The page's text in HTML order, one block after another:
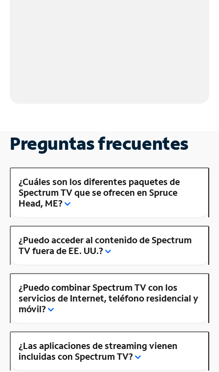
Preguntas frecuentes
¿Cuáles son los diferentes paquetes de
Spectrum TV que se ofrecen en Spruce
Head, ME?
¿Puedo acceder al contenido de Spectrum
TV fuera de EE. UU.?
¿Puedo combinar Spectrum TV con los
servicios de Internet, teléfono residencial y
móvil?
¿Las aplicaciones de streaming vienen
incluidas con Spectrum TV?